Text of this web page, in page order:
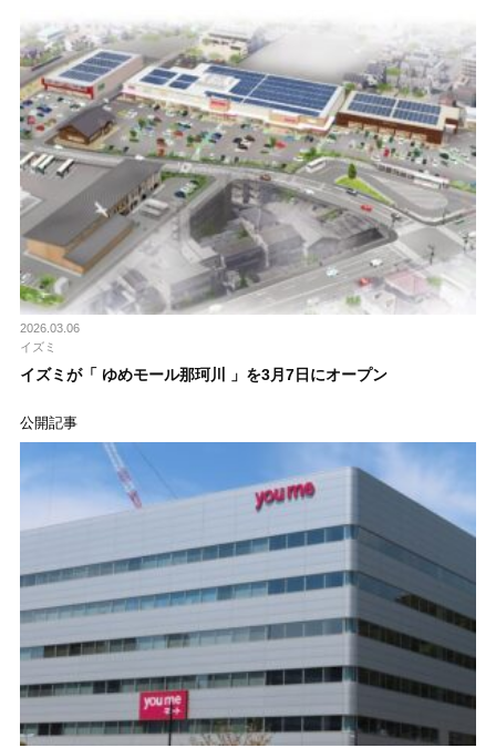
2026.03.06
イズミ
イズミが「 ゆめモール那珂川 」を3月7日にオープン
公開記事